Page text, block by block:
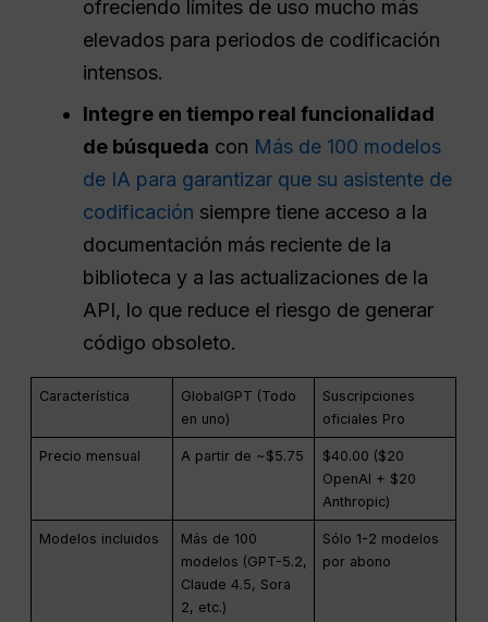
ofreciendo límites de uso mucho más
elevados para periodos de codificación
intensos.
Integre en tiempo real funcionalidad
de búsqueda con Más de 100 modelos
de IA para garantizar que su asistente de
codificación siempre tiene acceso a la
documentación más reciente de la
biblioteca y a las actualizaciones de la
API, lo que reduce el riesgo de generar
código obsoleto.
Característica
GlobalGPT (Todo
en uno)
Suscripciones
oficiales Pro
Precio mensual A partir de ~$5.75
$40.00 ($20
OpenAI + $20
Anthropic)
Modelos incluidos
Más de 100
modelos (GPT-5.2,
Claude 4.5, Sora
2, etc.)
Sólo 1-2 modelos
por abono